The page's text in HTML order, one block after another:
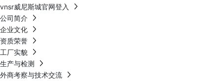
vnsr威尼斯城官网登入
公司简介
企业文化
资质荣誉
工厂实貌
生产与检测
外商考察与技术交流